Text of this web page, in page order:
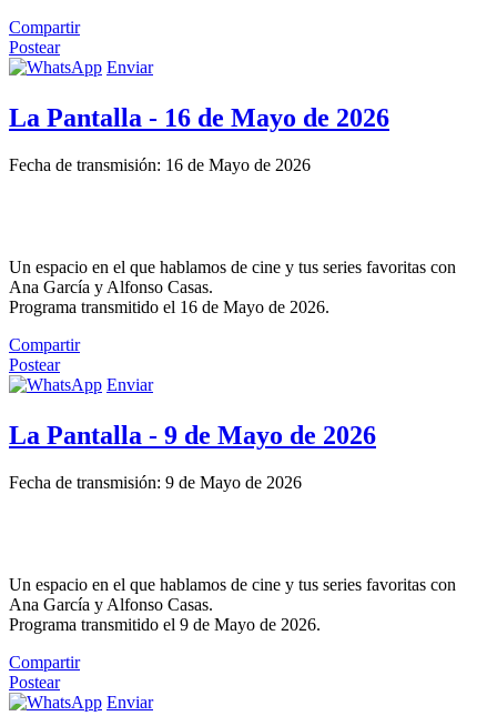
Compartir
Postear
Enviar
La Pantalla - 16 de Mayo de 2026
Fecha de transmisión: 16 de Mayo de 2026
Un espacio en el que hablamos de cine y tus series favoritas con
Ana García y Alfonso Casas.
Programa transmitido el 16 de Mayo de 2026.
Compartir
Postear
Enviar
La Pantalla - 9 de Mayo de 2026
Fecha de transmisión: 9 de Mayo de 2026
Un espacio en el que hablamos de cine y tus series favoritas con
Ana García y Alfonso Casas.
Programa transmitido el 9 de Mayo de 2026.
Compartir
Postear
Enviar